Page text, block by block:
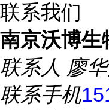
联系我们
南京沃博生
联系人 廖
联系手机